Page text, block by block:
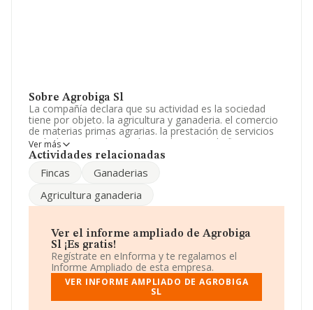
Sobre Agrobiga Sl
La compañía declara que su actividad es la sociedad
tiene por objeto. la agricultura y ganaderia. el comercio
de materias primas agrarias. la prestación de servicios
agrícolas y ganaderos. el arrendamiento de fincas
rústicas. las actividades enumeradas anterio. La
Sociedad Limitada. Tiene CNAE: 4642 - 'Comercio al por
tiene actividad en mercados exteriores.
atendiendo a los datos disponibles en INFORMA, el
número de empleados de la compañía ha estado por
debajo de la media de sector.
Acerca de la información disponible en INFORMA sobre
los distintos rankings: ha perdido hasta 34 puestos en
2024, pasando del puesto 1.313 al 1.347. Éstas son
Ver más
Actividades relacionadas
Fincas
Ganaderias
Agricultura ganaderia
Ver el informe ampliado de Agrobiga
Sl ¡Es gratis!
Regístrate en eInforma y te regalamos el
Informe Ampliado de esta empresa.
VER INFORME AMPLIADO DE AGROBIGA
SL